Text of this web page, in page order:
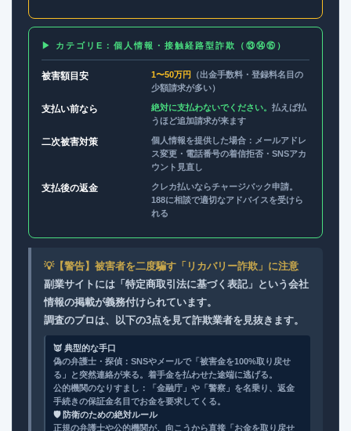
▶ カテゴリE：個人情報・接触経路型詐欺（⑬⑭⑮）
被害額目安 1〜50万円
（出金手数料・登録料名目の
少額請求が多い）
支払い前なら 絶対に支払わないでください。 払えば払
うほど追加請求が来ます
二次被害対策
個人情報を提供した場合：メールアドレ
ス変更・電話番号の着信拒否・SNSアカ
ウント見直し
支払後の返金
クレカ払いならチャージバック申請。
188に相談で適切なアドバイスを受けら
れる
💡【警告】被害者を二度騙す「リカバリー詐欺」に注意
副業サイトには「特定商取引法に基づく表記」という会社
情報の掲載が義務付けられています。
調査のプロは、以下の3点を見て詐欺業者を見抜きます。
👿 典型的な手口
偽の弁護士・探偵：SNSやメールで「被害金を100%取り戻せ
る」と突然連絡が来る。着手金を払わせた途端に逃げる。
公的機関のなりすまし：「金融庁」や「警察」を名乗り、返金
手続きの保証金名目でお金を要求してくる。
🛡️ 防衛のための絶対ルール
正規の弁護士や公的機関が、向こうから直接「お金を取り戻せ